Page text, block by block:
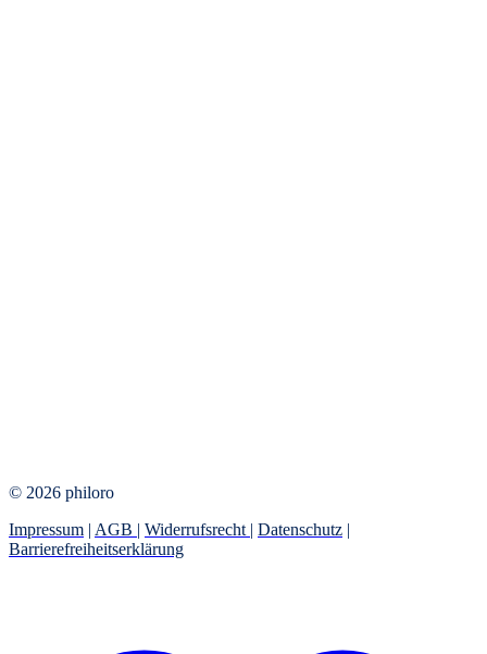
© 2026 philoro
Impressum | AGB | Widerrufsrecht | Datenschutz |
Barrierefreiheitserklärung